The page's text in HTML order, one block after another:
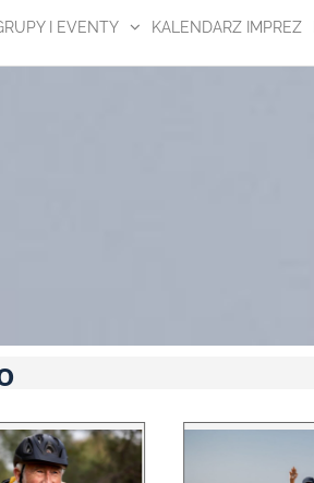
I EVENTY KALENDARZ IMPREZ